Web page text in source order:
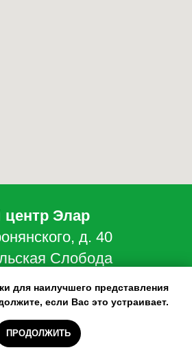
Элар
д. 40
Слобода
69
для наилучшего представления
если Вас это устраивает.
ПРОДОЛЖИТЬ